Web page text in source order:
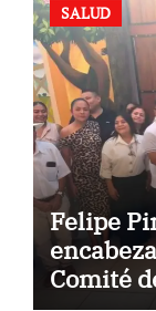
SALUD
Felipe
Comité